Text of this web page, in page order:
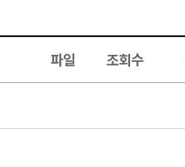
파일 조회수